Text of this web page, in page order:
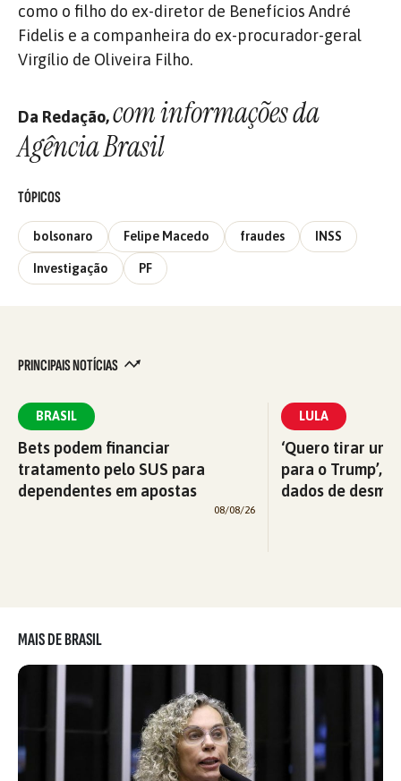
como o filho do ex-diretor de Benefícios André
Fidelis e a companheira do ex-procurador-geral
Virgílio de Oliveira Filho.
Da Redação,com informações da
Agência Brasil
TÓPICOS
bolsonaro Felipe Macedo fraudes INSS
Investigação PF
PRINCIPAIS NOTÍCIAS
BRASIL
Bets podem financiar
tratamento pelo SUS para
dependentes em apostas
08/08/26
LULA
‘Quero tirar
para o Trump’,
dados de
MAIS DE BRASIL